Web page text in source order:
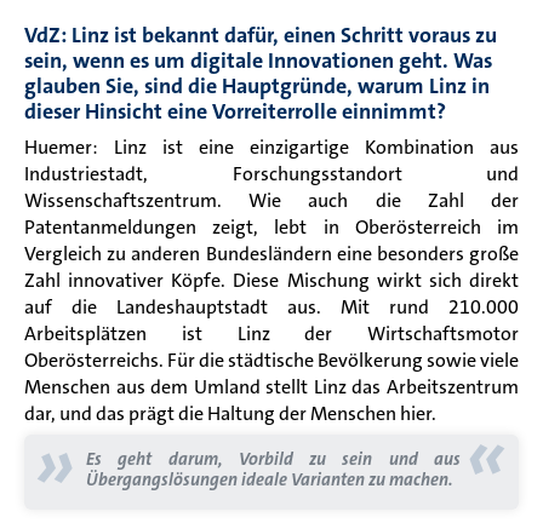
VdZ: Linz ist bekannt dafür, einen Schritt voraus zu
sein, wenn es um digitale Innovationen geht. Was
glauben Sie, sind die Hauptgründe, warum Linz in
dieser Hinsicht eine Vorreiterrolle einnimmt?
Huemer: Linz ist eine einzigartige Kombination aus
Industriestadt, Forschungsstandort und
Wissenschaftszentrum. Wie auch die Zahl der
Patentanmeldungen zeigt, lebt in Oberösterreich im
Vergleich zu anderen Bundesländern eine besonders große
Zahl innovativer Köpfe. Diese Mischung wirkt sich direkt
auf die Landeshauptstadt aus. Mit rund 210.000
Arbeitsplätzen ist Linz der Wirtschaftsmotor
Oberösterreichs. Für die städtische Bevölkerung sowie viele
Menschen aus dem Umland stellt Linz das Arbeitszentrum
dar, und das prägt die Haltung der Menschen hier.
» Es geht darum, Vorbild zu sein und aus
Übergangslösungen ideale Varianten zu machen.
«